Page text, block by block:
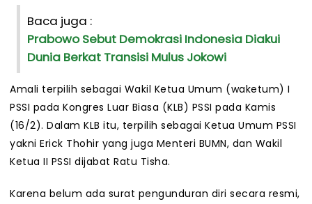
Baca juga :
Prabowo Sebut Demokrasi Indonesia Diakui
Dunia Berkat Transisi Mulus Jokowi
Amali terpilih sebagai Wakil Ketua Umum (waketum) I
PSSI pada Kongres Luar Biasa (KLB) PSSI pada Kamis
(16/2). Dalam KLB itu, terpilih sebagai Ketua Umum PSSI
yakni Erick Thohir yang juga Menteri BUMN, dan Wakil
Ketua II PSSI dijabat Ratu Tisha.
Karena belum ada surat pengunduran diri secara resmi,